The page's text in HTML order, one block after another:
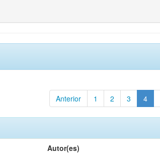
Anterior 1 2 3 4
Autor(es)